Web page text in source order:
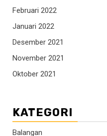
Februari 2022
Januari 2022
Desember 2021
November 2021
Oktober 2021
KATEGORI
Balangan